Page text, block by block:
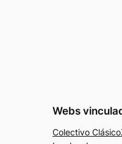
Webs
Colectivo